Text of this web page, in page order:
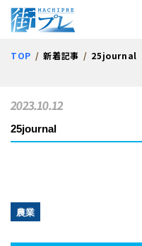
街プ
TOP 新着記事 25journal
25journal
農業
2023.10.12